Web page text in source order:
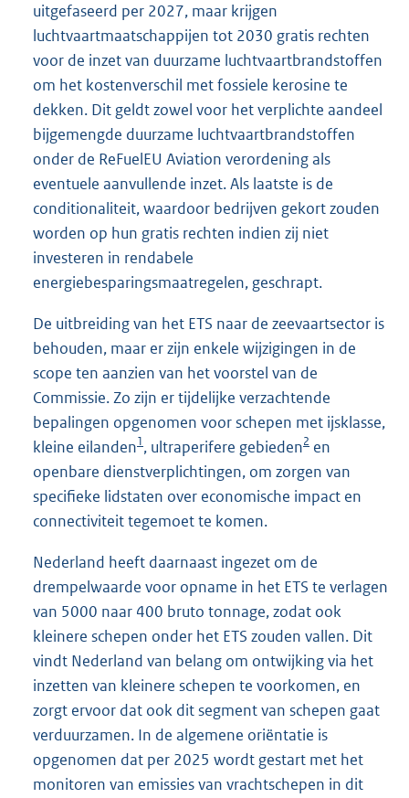
uitgefaseerd per 2027, maar krijgen
luchtvaartmaatschappijen tot 2030 gratis rechten
voor de inzet van duurzame luchtvaartbrandstoffen
om het kostenverschil met fossiele kerosine te
dekken. Dit geldt zowel voor het verplichte aandeel
bijgemengde duurzame luchtvaartbrandstoffen
onder de ReFuelEU Aviation verordening als
eventuele aanvullende inzet. Als laatste is de
conditionaliteit, waardoor bedrijven gekort zouden
worden op hun gratis rechten indien zij niet
investeren in rendabele
energiebesparingsmaatregelen, geschrapt.
De uitbreiding van het ETS naar de zeevaartsector is
behouden, maar er zijn enkele wijzigingen in de
scope ten aanzien van het voorstel van de
Commissie. Zo zijn er tijdelijke verzachtende
bepalingen opgenomen voor schepen met ijsklasse,
kleine eilanden1, ultraperifere gebieden2 en
openbare dienstverplichtingen, om zorgen van
specifieke lidstaten over economische impact en
connectiviteit tegemoet te komen.
Nederland heeft daarnaast ingezet om de
drempelwaarde voor opname in het ETS te verlagen
van 5000 naar 400 bruto tonnage, zodat ook
kleinere schepen onder het ETS zouden vallen. Dit
vindt Nederland van belang om ontwijking via het
inzetten van kleinere schepen te voorkomen, en
zorgt ervoor dat ook dit segment van schepen gaat
verduurzamen. In de algemene oriëntatie is
opgenomen dat per 2025 wordt gestart met het
monitoren van emissies van vrachtschepen in dit